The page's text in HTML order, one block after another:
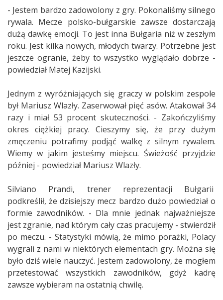
- Jestem bardzo zadowolony z gry. Pokonaliśmy silnego
rywala. Mecze polsko-bułgarskie zawsze dostarczają
dużą dawkę emocji. To jest inna Bułgaria niż w zeszłym
roku. Jest kilka nowych, młodych twarzy. Potrzebne jest
jeszcze ogranie, żeby to wszystko wyglądało dobrze -
powiedział Matej Kazijski.
Jednym z wyróżniających się graczy w polskim zespole
był Mariusz Wlazły. Zaserwował pięć asów. Atakował 34
razy i miał 53 procent skuteczności. - Zakończyliśmy
okres ciężkiej pracy. Cieszymy się, że przy dużym
zmęczeniu potrafimy podjąć walkę z silnym rywalem.
Wiemy w jakim jesteśmy miejscu. Świeżość przyjdzie
później - powiedział Mariusz Wlazły.
Silviano Prandi, trener reprezentacji Bułgarii
podkreślił, że dzisiejszy mecz bardzo dużo powiedział o
formie zawodników. - Dla mnie jednak najważniejsze
jest zgranie, nad którym cały czas pracujemy - stwierdził
po meczu. - Statystyki mówią, że mimo porażki, Polacy
wygrali z nami w niektórych elementach gry. Można się
było dziś wiele nauczyć. Jestem zadowolony, że mogłem
przetestować wszystkich zawodników, gdyż kadrę
zawsze wybieram na ostatnią chwilę.